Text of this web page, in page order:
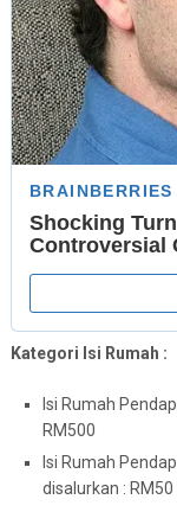
Kategori Isi Rumah :
Isi Rumah
RM500
Isi Rumah
disalurkan :